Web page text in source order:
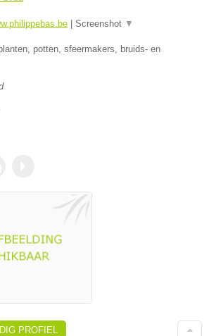
Screenshot ▼
potten, sfeermakers, bruids- en
PROFIEL